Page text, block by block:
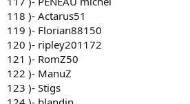
118 )- Actarus51
119 )- Florian88150
120 )- ripley201172
121 )- RomZ50
122 )- ManuZ
123 )- Stigs